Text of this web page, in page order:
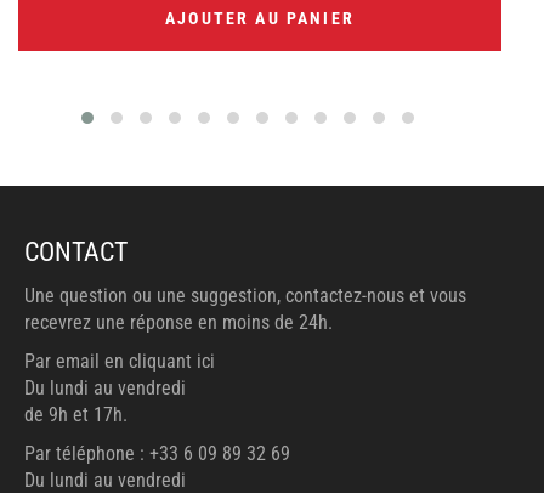
AJOUTER AU PANIER
CONTACT
Une question ou une suggestion, contactez-nous et vous
recevrez une réponse en moins de 24h.
Par email en cliquant ici
Du lundi au vendredi
de 9h et 17h.
Par téléphone : +33 6 09 89 32 69
Du lundi au vendredi